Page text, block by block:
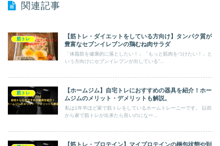
関連記事
筋トレ
【筋トレ・ダイエットをしている方向け】タンパク質が
豊富なセブンイレブンの鶏むね肉サラダ
「体脂肪を健康的に落としたい！」「もっと筋肉をつけたい！」と
いう方向けにセブンイレブンが出している”...
筋トレ
【ホームジム】自宅トレにおすすめの器具を紹介！ホー
ムジムのメリット・デメリットも解説。
私は1年半ほど家で筋トレをしているホームトレーニーです。 以前
から家で筋トレが出来たら良いのになー...
【筋トレ・プロテイン】マイプロテインの梱包状態や到